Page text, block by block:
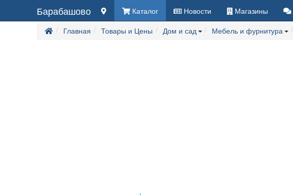
Барабашово Каталог Новости Магазины
Главная
Товары и Цены Дом и сад Мебель и фурнитура